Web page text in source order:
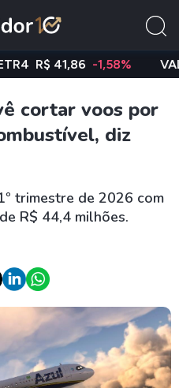
R$ 41,86 -1,58% VALE3
cortar voos por
diz
trimestre de 2026 com
R$ 44,4 milhões.